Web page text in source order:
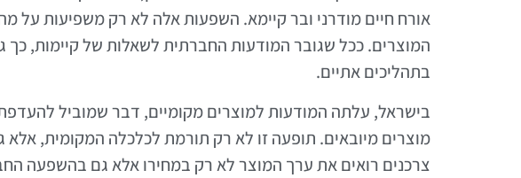
אורח חיים מודרני ובר קיימא. השפעות אלה לא רק משפיעות על
המוצרים. ככל שגובר המודעות החברתית לשאלות של קיימות, כך
בתהליכים אתיים.
בישראל, עלתה המודעות למוצרים מקומיים, דבר שמוביל
מוצרים מיובאים. תופעה זו לא רק תורמת לכלכלה המקומית,
צרכנים רואים את ערך המוצר לא רק במחירו אלא גם בהשפעה